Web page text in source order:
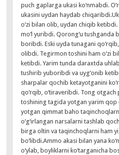
puch gaplarga ukasi ko‘nmabdi.
ukasini uydan haydab
o‘zi bilan olib, uydan chiqib ketibdi.
mo‘l yuribdi. Qorong‘u tushganda
boribdi. Eski uyda tunagani
olibdi. Tegirmon toshini ham o‘zi
ketibdi. Yarim tunda daraxtda
tushirib yuboribdi va uyg‘onib
sharpalar qochib ketayotganini
qo‘rqib, o‘tiraveribdi. Tong
toshining tagida yotgan yarim
yotgan qimmat baho taqinchoqlarni
o‘g‘irlangan narsalarni tashlab
birga oltin va taqinchoqlarni ham
bo‘libdi.Ammo akasi bilan yana
o‘ylab, boyliklarni ko‘targanicha